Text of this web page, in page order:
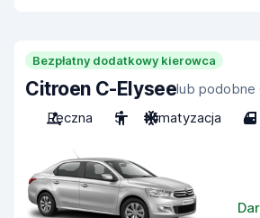
Bezpłatny dodatkowy kierowca
Citroen C-Elyseelub podobne
Ręczna
5 Klimatyzacja 4